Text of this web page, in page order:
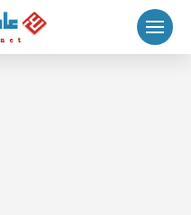
التجاوز
المحتوى